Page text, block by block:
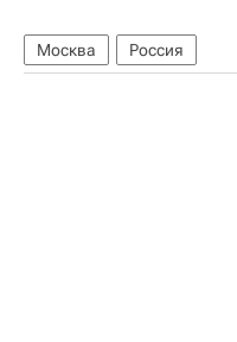
Москва Россия